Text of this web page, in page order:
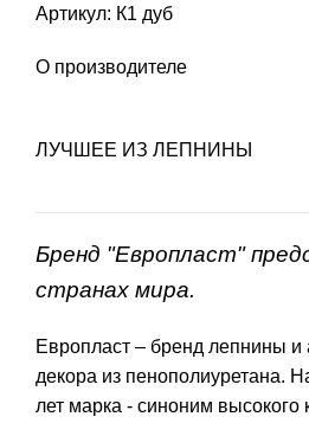
Артикул: К1 дуб
О производителе
ЛУЧШЕЕ ИЗ ЛЕПНИНЫ
Бренд "Европласт"
странах мира.
Европласт – бренд лепнины и
декора из пенополиуретана.
лет марка - синоним высокого